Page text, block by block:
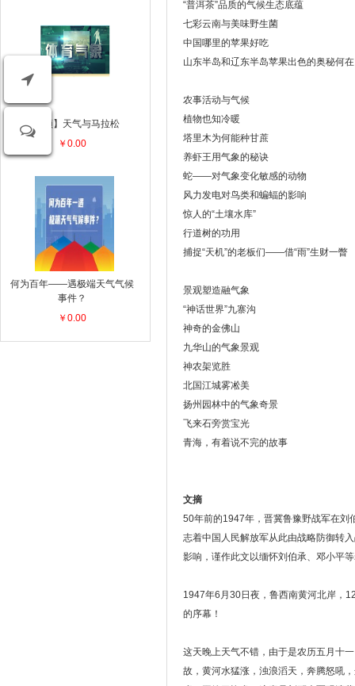
【视频】天气与马拉松
￥0.00
何为百年——遇极端天气气候
事件？
￥0.00
“普洱茶”品质的气候生态底蕴
七彩云南与美味野生菌
中国哪里的苹果好吃
山东半岛和辽东半岛苹果出色的奥秘何在
农事活动与气候
植物也知冷暖
塔里木为何能种甘蔗
养虾王用气象的秘诀
蛇——对气象变化敏感的动物
风力发电对鸟类和蝙蝠的影响
惊人的“土壤水库”
行道树的功用
捕捉“天机”的老板们——借“雨”生财一瞥
景观塑造融气象
“神话世界”九寨沟
神奇的金佛山
九华山的气象景观
神农架览胜
北国江城雾凇美
扬州园林中的气象奇景
飞来石旁赏宝光
青海，有着说不完的故事
文摘
50年前的1947年，晋冀鲁豫野战军在刘
志着中国人民解放军从此由战略防御转
影响，谨作此文以缅怀刘伯承、邓小平
1947年6月30日夜，鲁西南黄河北岸，
的序幕！
这天晚上天气不错，由于是农历五月十
故，黄河水猛涨，浊浪滔天，奔腾怒吼